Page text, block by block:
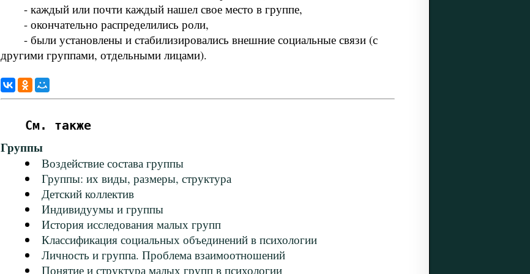
- каждый или почти каждый нашел свое место в группе,
- окончательно распределились роли,
- были установлены и стабилизировались внешние социальные связи (с
другими группами, отдельными лицами).
См. также
Группы
Воздействие состава группы
Группы: их виды, размеры, структура
Детский коллектив
Индивидуумы и группы
История исследования малых групп
Классификация социальных объединений в психологии
Личность и группа. Проблема взаимоотношений
Понятие и структура малых групп в психологии